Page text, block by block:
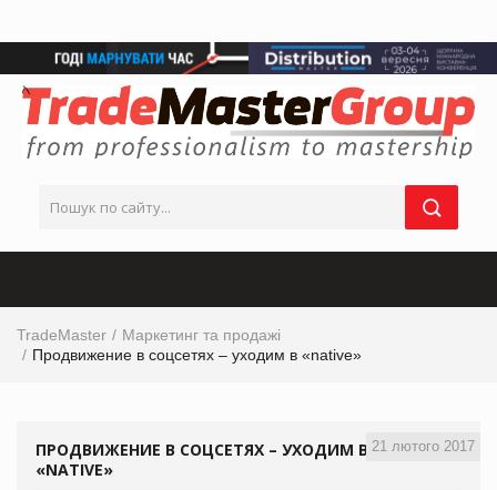
TradeMaster
Маркетинг та продажі
Продвижение в соцсетях – уходим в «native»
21 лютого 2017
ПРОДВИЖЕНИЕ В СОЦСЕТЯХ – УХОДИМ В
«NATIVE»